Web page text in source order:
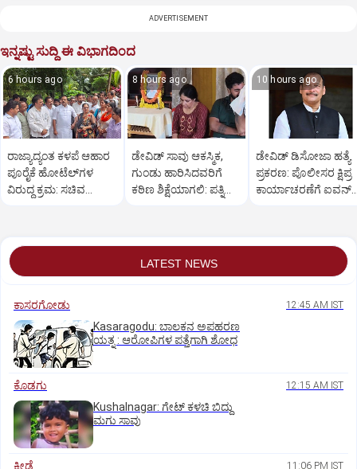
ADVERTISEMENT
ಇನ್ನಷ್ಟು ಸುದ್ದಿ ಈ ವಿಭಾಗದಿಂದ
6 hours ago
ರಾಜ್ಯಾದ್ಯಂತ ಕಳಪೆ ಆಹಾರ
ಪೂರೈಕೆ ಹೋಟೆಲ್‌ಗಳ
ವಿರುದ್ಧ ಕ್ರಮ: ಸಚಿವ
8 hours ago
ಡೇವಿಡ್ ಸಾವು ಆಕಸ್ಮಿಕ,
ಗುಂಡು ಹಾರಿಸಿದವರಿಗೆ
ಕಠಿಣ ಶಿಕ್ಷೆಯಾಗಲಿ: ಪತ್ನಿ
10 hours ago
ಡೇವಿಡ್ ಡಿಸೋಜಾ ಹತ್ಯೆ
ಪ್ರಕರಣ: ಪೊಲೀಸರ ಕ್ಷಿಪ್ರ
ಕಾರ್ಯಾಚರಣೆಗೆ ಐವನ್
LATEST NEWS
ಕಾಸರಗೋಡು 12:45 AM IST
Kasaragodu: ಬಾಲಕನ ಅಪಹರಣ
ಯತ್ನ : ಆರೋಪಿಗಳ ಪತ್ತೆಗಾಗಿ ಶೋಧ
ಕೊಡಗು 12:15 AM IST
Kushalnagar: ಗೇಟ್ ಕಳಚಿ ಬಿದ್ದು
ಮಗು ಸಾವು
ಕ್ರೀಡೆ 11:06 PM IST